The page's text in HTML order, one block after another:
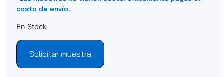
costo de envío.
En Stock
Solicitar muestra